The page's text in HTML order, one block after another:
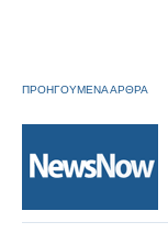
ΠΡΟΗΓΟΥΜΕΝΑ ΑΡΘΡΑ